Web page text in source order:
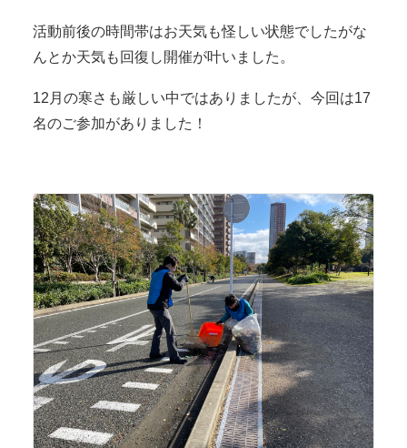
活動前後の時間帯はお天気も怪しい状態でしたがな
んとか天気も回復し開催が叶いました。
12月の寒さも厳しい中ではありましたが、今回は17
名のご参加がありました！